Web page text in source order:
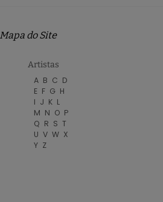
Mapa do Site
Artistas
A B C D
E F G H
I J K L
M N O P
Q R S T
U V W X
Y Z